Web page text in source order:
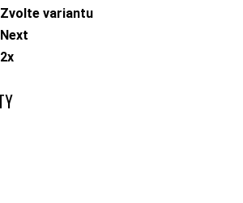
Zvolte variantu
Next
2x